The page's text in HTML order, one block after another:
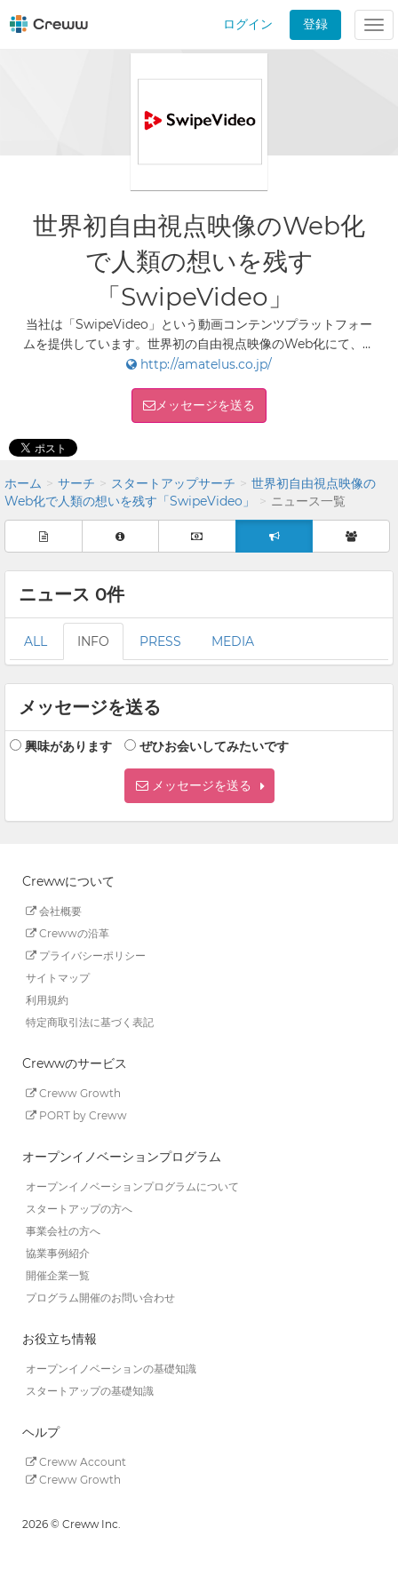
ログイン 登録
世界初自由視点映像のWeb化
で人類の想いを残す
「SwipeVideo」
当社は「SwipeVideo」という動画コンテンツプラットフォー
ムを提供しています。世界初の自由視点映像のWeb化にて、か
つてない映像で人類の想いを残してまいります。
http://amatelus.co.jp/
メッセージを送る
ホーム サーチ スタートアップサーチ
世界初自由視点映像の
Web化で人類の想いを残す「SwipeVideo」
ニュース一覧
ニュース 0件
ALL INFO PRESS MEDIA
メッセージを送る
興味があります ぜひお会いしてみたいです
メッセージを送る
Crewwについて
会社概要
Crewwの沿革
プライバシーポリシー
サイトマップ
利用規約
特定商取引法に基づく表記
Crewwのサービス
Creww Growth
PORT by Creww
オープンイノベーションプログラム
オープンイノベーションプログラムについて
スタートアップの方へ
事業会社の方へ
協業事例紹介
開催企業一覧
プログラム開催のお問い合わせ
お役立ち情報
オープンイノベーションの基礎知識
スタートアップの基礎知識
ヘルプ
Creww Account
Creww Growth
2026 © Creww Inc.